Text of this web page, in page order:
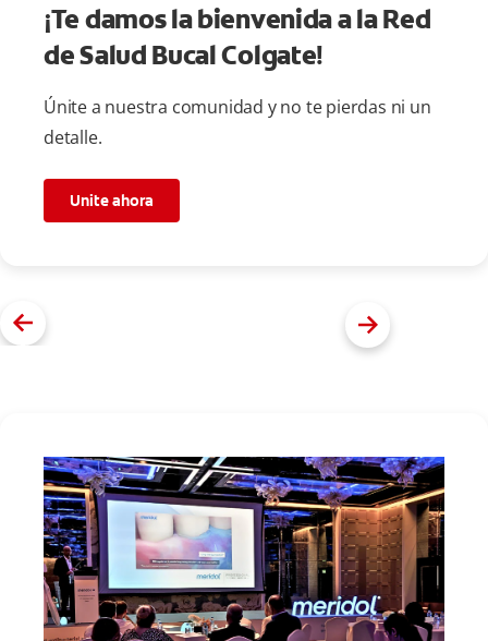
¡Te damos la bienvenida a la Red
de Salud Bucal Colgate!
Únite a nuestra comunidad y no te pierdas ni un
detalle.
Unite ahora